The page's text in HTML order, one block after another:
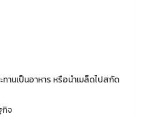
านเป็นอาหาร หรือนำเมล็ดไปสกัด
กิจ